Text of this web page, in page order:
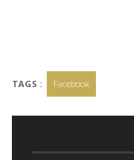
TAGS : Facebook